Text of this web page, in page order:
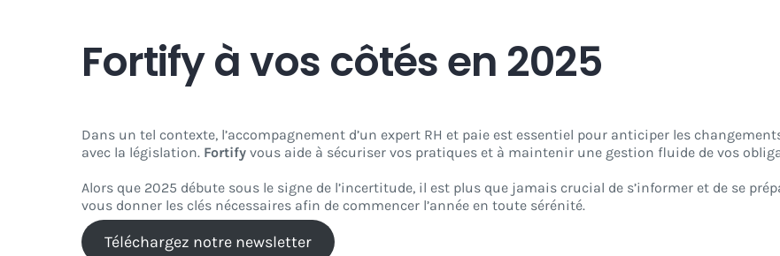
Fortify à vos côtés en 2025
Dans un tel contexte, l’accompagnement d’un expert RH et paie est essentiel pour anticiper les
avec la législation. Fortify vous aide à sécuriser vos pratiques et à maintenir une gestion fluide de vos
Alors que 2025 débute sous le signe de l’incertitude, il est plus que jamais crucial de s’informer et de se
vous donner les clés nécessaires afin de commencer l’année en toute sérénité.
Téléchargez notre newsletter